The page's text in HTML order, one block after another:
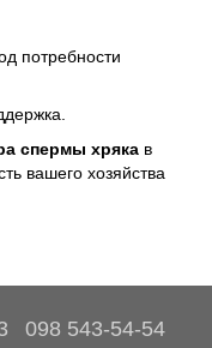
потребности
спермы хряка в
вашего хозяйства
098 543-54-54